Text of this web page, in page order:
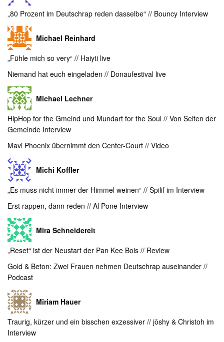
„80 Prozent im Deutschrap reden dasselbe“ // Bouncy Interview
Michael Reinhard
„Fühle mich so very“ // Haiyti live
Niemand hat euch eingeladen // Donaufestival live
Michael Lechner
HipHop for the Gmeind und Mundart for the Soul // Von Seiten der
Gemeinde Interview
Mavi Phoenix übernimmt den Center-Court // Video
Michi Koffler
„Es muss nicht immer der Himmel weinen“ // Spilif im Interview
Erst rappen, dann reden // Al Pone Interview
Mira Schneidereit
„Reset“ ist der Neustart der Pan Kee Bois // Review
Gold & Beton: Zwei Frauen nehmen Deutschrap auseinander //
Podcast
Miriam Hauer
Traurig, kürzer und ein bisschen exzessiver // jōshy & Christoh im
Interview